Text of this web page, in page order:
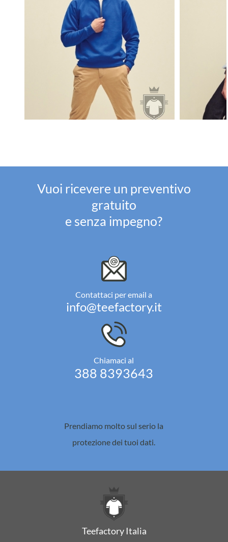
Vuoi ricevere un preventivo
gratuito
e senza impegno?
Contattaci per email a
info@teefactory.it
Chiamaci al
388 8393643
Prendiamo molto sul serio la
protezione dei tuoi dati.
Teefactory Italia